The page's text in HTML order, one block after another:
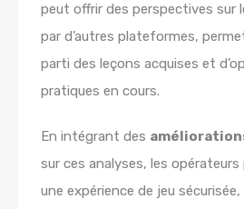
peut offrir des perspectives sur
par d’autres plateformes,
parti des leçons acquises et
pratiques en cours.
En intégrant des
sur ces analyses, les
une expérience de jeu